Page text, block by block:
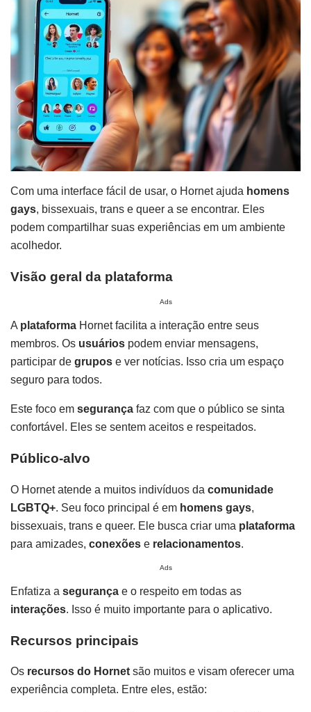
Com uma interface fácil de usar, o Hornet ajuda homens
gays, bissexuais, trans e queer a se encontrar. Eles
podem compartilhar suas experiências em um ambiente
acolhedor.
Visão geral da plataforma
Ads
A plataforma Hornet facilita a interação entre seus
membros. Os usuários podem enviar mensagens,
participar de grupos e ver notícias. Isso cria um espaço
seguro para todos.
Este foco em segurança faz com que o público se sinta
confortável. Eles se sentem aceitos e respeitados.
Público-alvo
O Hornet atende a muitos indivíduos da comunidade
LGBTQ+. Seu foco principal é em homens gays,
bissexuais, trans e queer. Ele busca criar uma plataforma
para amizades, conexões e relacionamentos.
Ads
Enfatiza a segurança e o respeito em todas as
interações. Isso é muito importante para o aplicativo.
Recursos principais
Os recursos do Hornet são muitos e visam oferecer uma
experiência completa. Entre eles, estão: